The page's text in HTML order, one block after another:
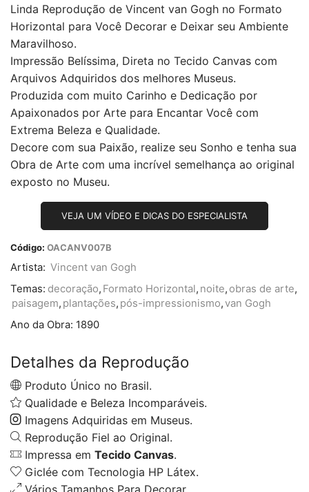
Linda Reprodução de Vincent van Gogh no Formato
Horizontal para Você Decorar e Deixar seu Ambiente
Maravilhoso.
Impressão Belíssima, Direta no Tecido Canvas com
Arquivos Adquiridos dos melhores Museus.
Produzida com muito Carinho e Dedicação por
Apaixonados por Arte para Encantar Você com
Extrema Beleza e Qualidade.
Decore com sua Paixão, realize seu Sonho e tenha sua
Obra de Arte com uma incrível semelhança ao original
exposto no Museu.
VEJA UM VÍDEO E DICAS DO ESPECIALISTA
Código: OACANV007B
Artista: Vincent van Gogh
Temas: decoração, Formato Horizontal, noite, obras de arte,
paisagem, plantações, pós-impressionismo,van Gogh
Ano da Obra: 1890
Detalhes da Reprodução
Produto Único no Brasil.
Qualidade e Beleza Incomparáveis.
Imagens Adquiridas em Museus.
Reprodução Fiel ao Original.
Impressa em Tecido Canvas.
Giclée com Tecnologia HP Látex.